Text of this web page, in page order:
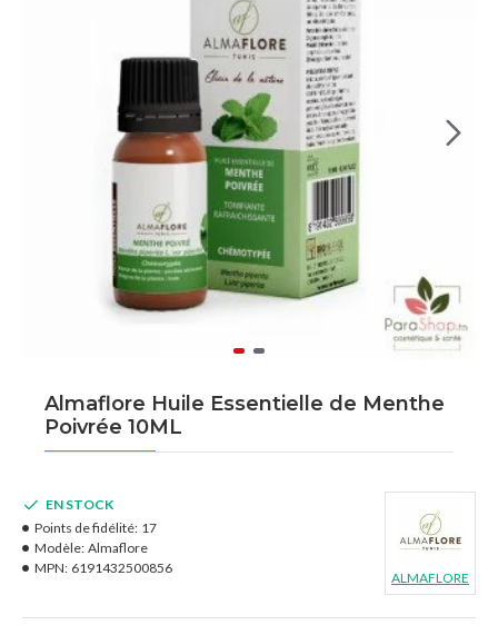
Almaflore Huile Essentielle de Menthe
Poivrée 10ML
EN STOCK
Points de fidélité: 17
Modèle: Almaflore
MPN: 6191432500856
ALMAFLORE